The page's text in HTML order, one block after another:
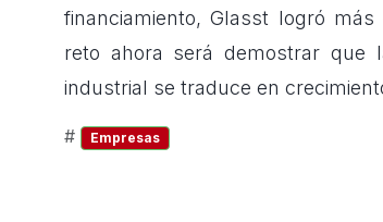
financiamiento, Glasst logró
reto ahora será demostrar que
industrial se traduce en
# Empresas